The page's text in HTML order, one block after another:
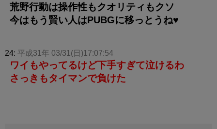
荒野行動は操作性もクオリティもクソ
今はもう賢い人はPUBGに移っとうね♥
24: 平成31年 03/31(日)17:07:54
ワイもやってるけど下手すぎて泣けるわ
さっきもタイマンで負けた